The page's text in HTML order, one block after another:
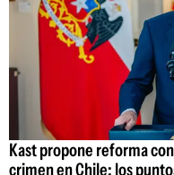
Kast propone reforma
crimen en Chile: los